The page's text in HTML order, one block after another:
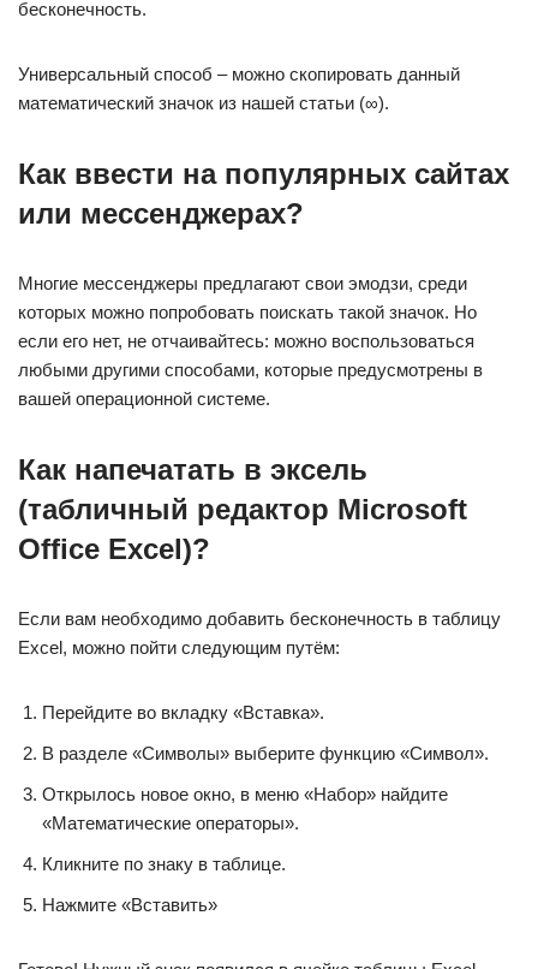
бесконечность.
Универсальный способ – можно скопировать данный
математический значок из нашей статьи (∞).
Как ввести на популярных сайтах
или мессенджерах?
Многие мессенджеры предлагают свои эмодзи, среди
которых можно попробовать поискать такой значок. Но
если его нет, не отчаивайтесь: можно воспользоваться
любыми другими способами, которые предусмотрены в
вашей операционной системе.
Как напечатать в эксель
(табличный редактор Microsoft
Office Excel)?
Если вам необходимо добавить бесконечность в таблицу
Excel, можно пойти следующим путём:
Перейдите во вкладку «Вставка».
В разделе «Символы» выберите функцию «Символ».
Открылось новое окно, в меню «Набор» найдите
«Математические операторы».
Кликните по знаку в таблице.
Нажмите «Вставить»